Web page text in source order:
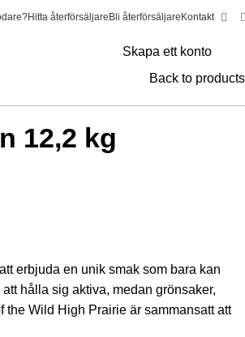
Hitta återförsäljare Bli återförsäljare Kontakt
Skapa ett konto
Back to products
12,2 kg
erbjuda en unik smak som bara kan
hålla sig aktiva, medan grönsaker,
the Wild High Prairie är sammansatt att